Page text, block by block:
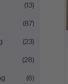
(13)
(87)
(23)
(28)
(6)